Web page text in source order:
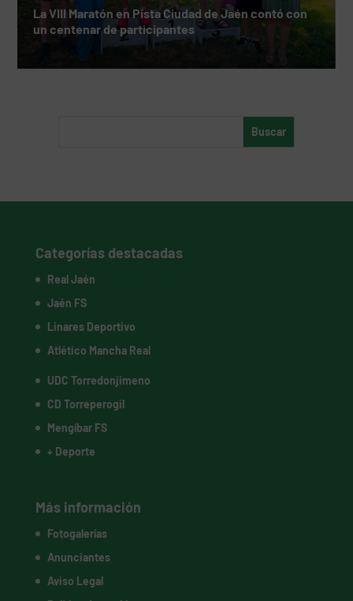
La VIII Maratón en Pista Ciudad de Jaén contó con
un centenar de participantes
Categorías destacadas
Real Jaén
Jaén FS
Linares Deportivo
Atlético Mancha Real
UDC Torredonjimeno
CD Torreperogil
Mengíbar FS
+ Deporte
Más información
Fotogalerías
Anunciantes
Aviso Legal